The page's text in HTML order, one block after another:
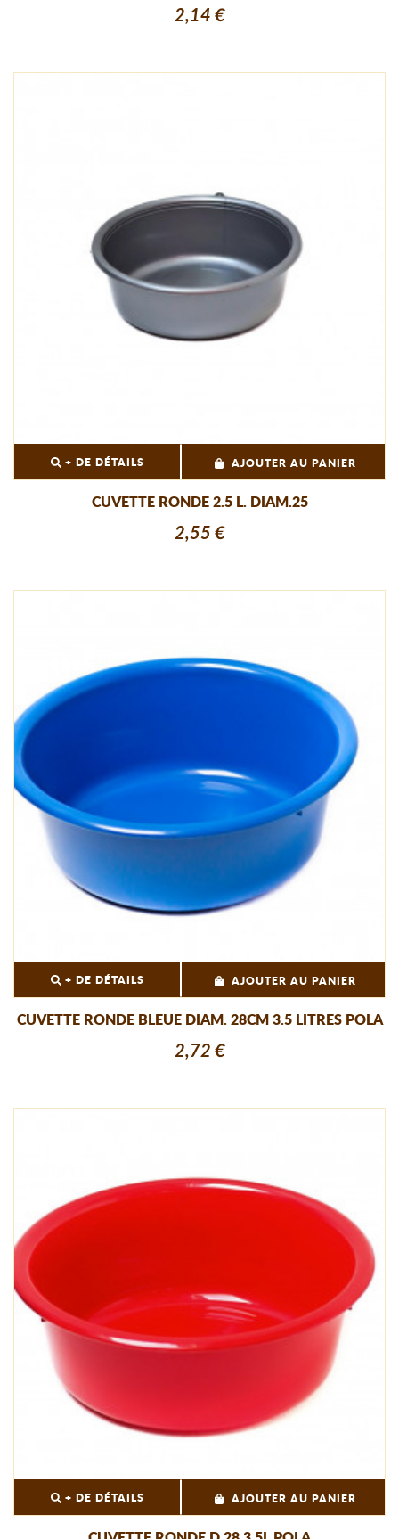
2,14 €
+ DE DÉTAILS AJOUTER AU PANIER
CUVETTE RONDE 2.5 L. DIAM.25
2,55 €
+ DE DÉTAILS AJOUTER AU PANIER
CUVETTE RONDE BLEUE DIAM. 28CM 3.5 LITRES POLA
2,72 €
+ DE DÉTAILS AJOUTER AU PANIER